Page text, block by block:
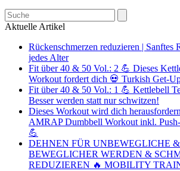
Search
Aktuelle Artikel
Rückenschmerzen reduzieren | Sanftes
jedes Alter
Fit über 40 & 50 Vol.: 2 💪 Dieses
Workout fordert dich 💀 Turkish Get-
Fit über 40 & 50 Vol.: 1 💪 Kettlebell
Besser werden statt nur schwitzen!
Dieses Workout wird dich
AMRAP Dumbbell Workout inkl.
💪
DEHNEN FÜR UNBEWEGLICHE
BEWEGLICHER WERDEN &
REDUZIEREN 🔥 MOBILITY